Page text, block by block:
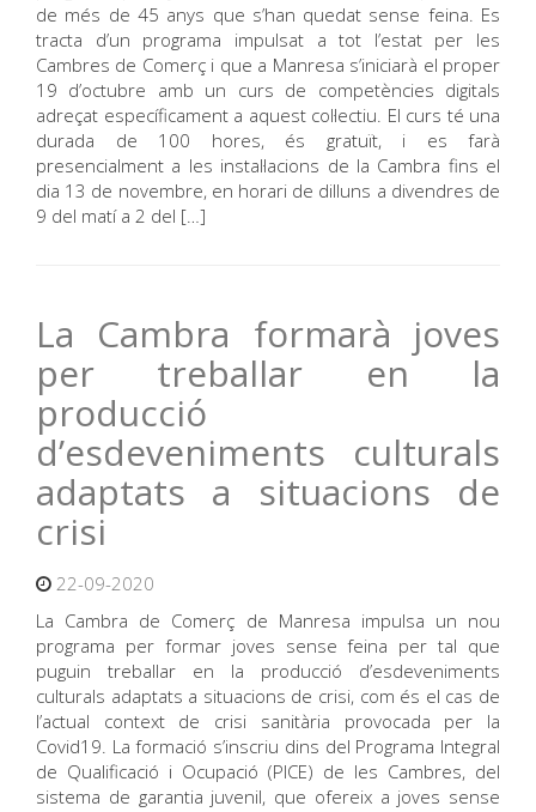
de més de 45 anys que s’han quedat sense feina. Es
tracta d’un programa impulsat a tot l’estat per les
Cambres de Comerç i que a Manresa s’iniciarà el proper
19 d’octubre amb un curs de competències digitals
adreçat específicament a aquest col·lectiu. El curs té una
durada de 100 hores, és gratuït, i es farà
presencialment a les instal·lacions de la Cambra fins el
dia 13 de novembre, en horari de dilluns a divendres de
9 del matí a 2 del […]
La Cambra formarà joves
per treballar en la
producció
d’esdeveniments culturals
adaptats a situacions de
crisi
22-09-2020
La Cambra de Comerç de Manresa impulsa un nou
programa per formar joves sense feina per tal que
puguin treballar en la producció d’esdeveniments
culturals adaptats a situacions de crisi, com és el cas de
l’actual context de crisi sanitària provocada per la
Covid19. La formació s’inscriu dins del Programa Integral
de Qualificació i Ocupació (PICE) de les Cambres, del
sistema de garantia juvenil, que ofereix a joves sense